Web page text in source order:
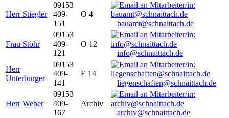
Herr Stiegler
09153
409-
151
O 4
bauamt@schnaittach.de
Frau Stöhr
09153
409-
121
O 12
info@schnaittach.de
Herr
Unterburger
09153
409-
141
E 14
liegenschaften@schnaittach.de
Herr Weber
09153
409-
167
Archiv
archiv@schnaittach.de